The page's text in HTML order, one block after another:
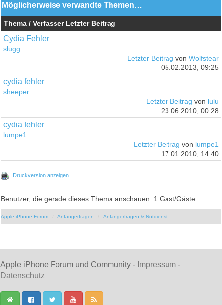
Möglicherweise verwandte Themen…
Thema / Verfasser Letzter Beitrag
Cydia Fehler
slugg
Letzter Beitrag von Wolfstear
05.02.2013, 09:25
cydia fehler
sheeper
Letzter Beitrag von lulu
23.06.2010, 00:28
cydia fehler
lumpe1
Letzter Beitrag von lumpe1
17.01.2010, 14:40
Druckversion anzeigen
Benutzer, die gerade dieses Thema anschauen: 1 Gast/Gäste
Apple iPhone Forum Anfängerfragen Anfängerfragen & Notdienst
Apple iPhone Forum und Community - Impressum -
Datenschutz